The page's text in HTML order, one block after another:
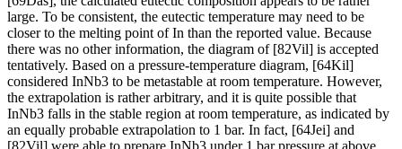
large. To be consistent, the eutectic temperature may need to be
closer to the melting point of In than the reported value. Because
there was no other information, the diagram of [82Vil] is accepted
tentatively. Based on a pressure-temperature diagram, [64Kil]
considered InNb3 to be metastable at room temperature. However,
the extrapolation is rather arbitrary, and it is quite possible that
InNb3 falls in the stable region at room temperature, as indicated by
an equally probable extrapolation to 1 bar. In fact, [64Jei] and
[82Vil] were able to prepare InNb3 under 1 bar pressure at above